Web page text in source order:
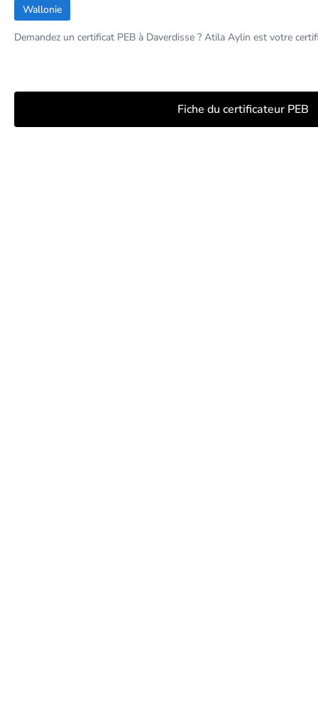
Wallonie
Demandez un certificat PEB à Daverdisse ? Atila Aylin est votre
Fiche du certificateur PEB